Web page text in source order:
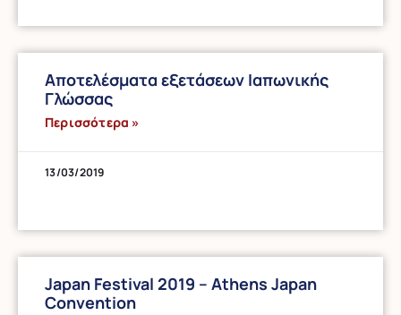
Αποτελέσματα εξετάσεων Ιαπωνικής
Γλώσσας
Περισσότερα »
13/03/2019
Japan Festival 2019 – Athens Japan
Convention